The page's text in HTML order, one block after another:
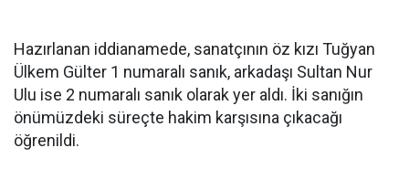
Hazırlanan iddianamede, sanatçının öz kızı Tuğyan
Ülkem Gülter 1 numaralı sanık, arkadaşı Sultan Nur
Ulu ise 2 numaralı sanık olarak yer aldı. İki sanığın
önümüzdeki süreçte hakim karşısına çıkacağı
öğrenildi.